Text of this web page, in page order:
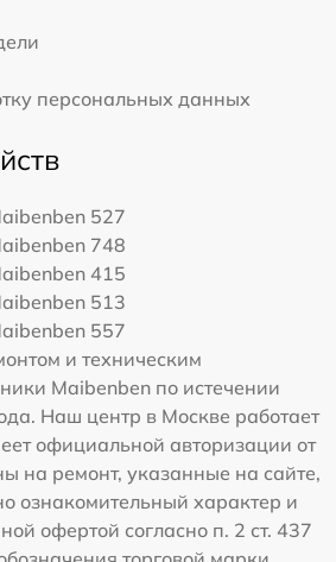
персональных данных
527
748
415
513
557
и техническим
Maibenben по истечении
Наш центр в Москве работает
официальной авторизации от
на ремонт, указанные на сайте,
ознакомительный характер и
офертой согласно п. 2 ст. 437